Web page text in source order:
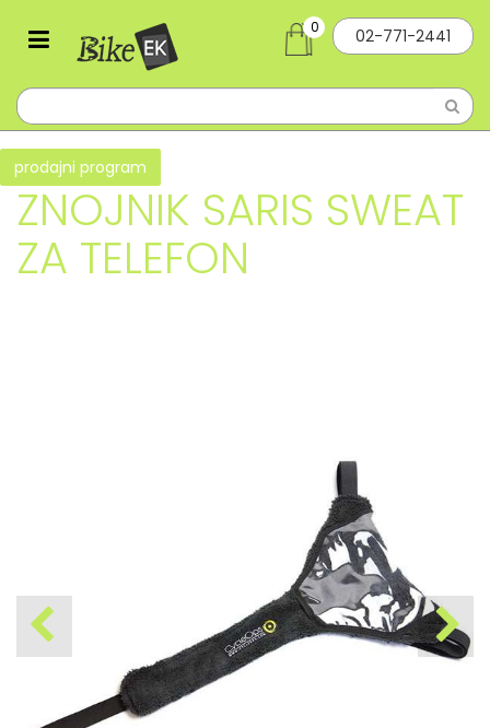
02-771-2441
0
prodajni program
ZNOJNIK SARIS SWEAT
ZA TELEFON